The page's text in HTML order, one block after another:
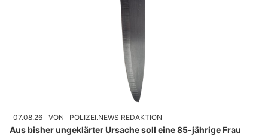
07.08.26 VON POLIZEI.NEWS REDAKTION
Aus bisher ungeklärter Ursache soll eine 85-jährige Frau